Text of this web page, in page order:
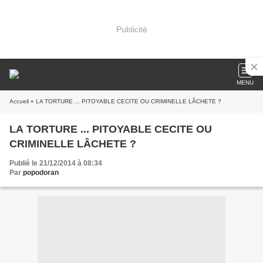
Publicité
MENU
Accueil » LA TORTURE ... PITOYABLE CECITE OU CRIMINELLE LÂCHETE ?
LA TORTURE ... PITOYABLE CECITE OU
CRIMINELLE LÂCHETE ?
Publié le 21/12/2014 à 08:34
Par popodoran